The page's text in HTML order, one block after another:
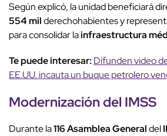
Según explicó, la unidad beneficiará
554 milderechohabientes y
para consolidar lainfraestructura
Te puede interesar: Difunden video
EE.UU. incauta un buque petrolero
Modernización del IMSS
Durante la116 Asamblea Generaldel